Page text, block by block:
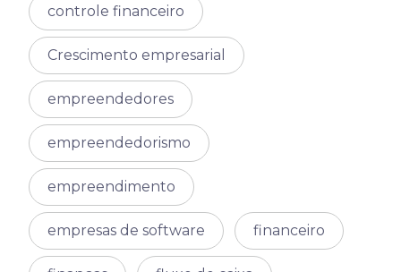
controle financeiro
Crescimento empresarial
empreendedores
empreendedorismo
empreendimento
empresas de software financeiro